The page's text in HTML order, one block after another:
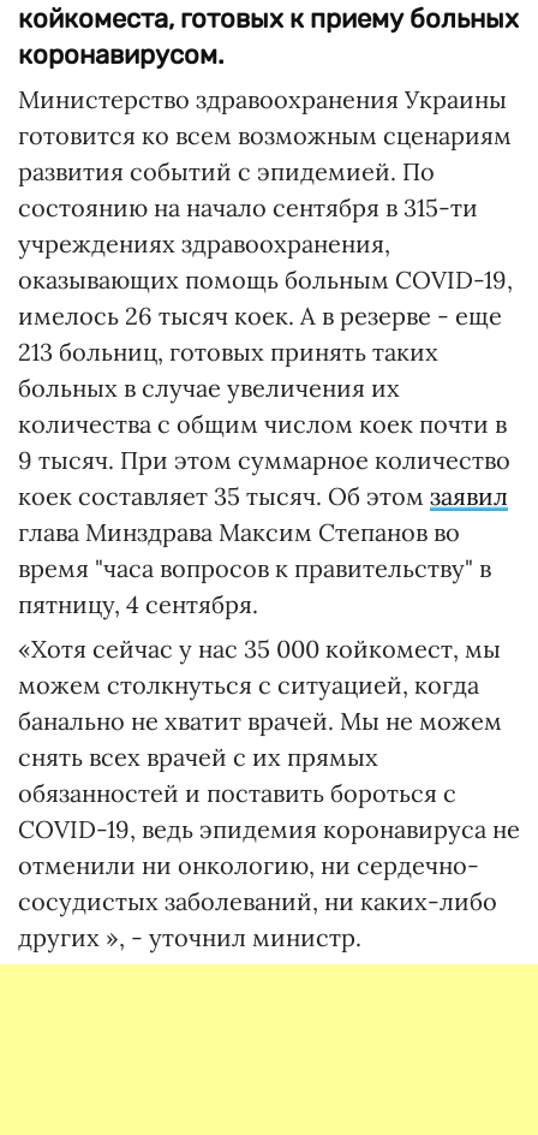
койкоместа, готовых к приему больных
коронавирусом.
Министерство здравоохранения Украины
готовится ко всем возможным сценариям
развития событий с эпидемией. По
состоянию на начало сентября в 315-ти
учреждениях здравоохранения,
оказывающих помощь больным COVID-19,
имелось 26 тысяч коек. А в резерве - еще
213 больниц, готовых принять таких
больных в случае увеличения их
количества с общим числом коек почти в
9 тысяч. При этом суммарное количество
коек составляет 35 тысяч. Об этом заявил
глава Минздрава Максим Степанов во
время "часа вопросов к правительству" в
пятницу, 4 сентября.
«Хотя сейчас у нас 35 000 койкомест, мы
можем столкнуться с ситуацией, когда
банально не хватит врачей. Мы не можем
снять всех врачей с их прямых
обязанностей и поставить бороться с
COVID-19, ведь эпидемия коронавируса не
отменили ни онкологию, ни сердечно-
сосудистых заболеваний, ни каких-либо
других », - уточнил министр.